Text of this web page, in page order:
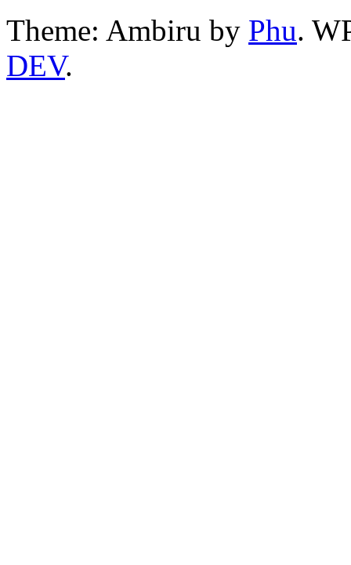
Theme: Ambiru by Phu.
DEV.